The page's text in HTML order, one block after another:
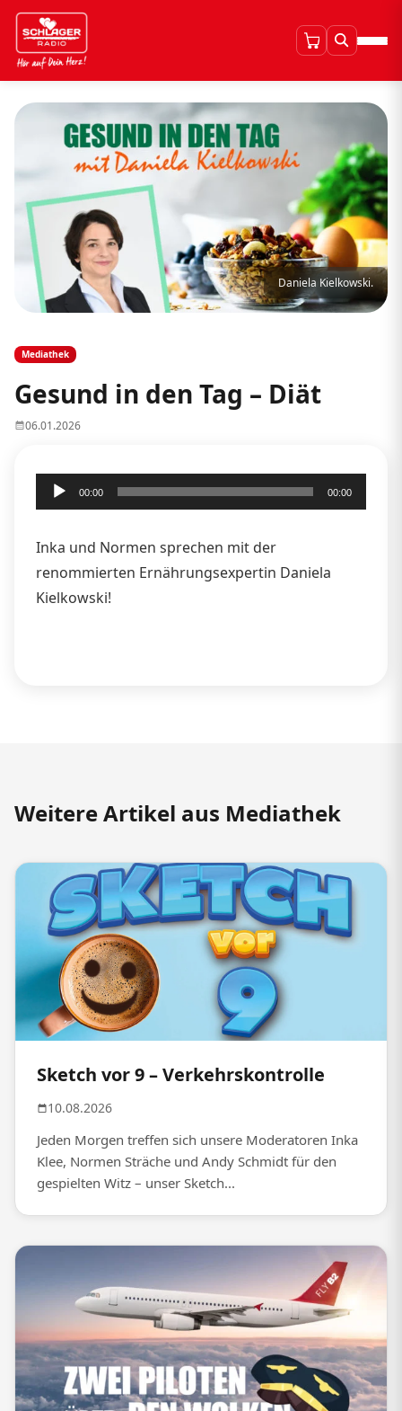
Daniela Kielkowski.
Mediathek
Gesund in den Tag – Diät
06.01.2026
Audio-
Player
00:00 00:00
Inka und Normen sprechen mit der
renommierten Ernährungsexpertin Daniela
Kielkowski!
Weitere Artikel aus Mediathek
Sketch vor 9 – Verkehrskontrolle
10.08.2026
Jeden Morgen treffen sich unsere Moderatoren Inka
Klee, Normen Sträche und Andy Schmidt für den
gespielten Witz – unser Sketch...